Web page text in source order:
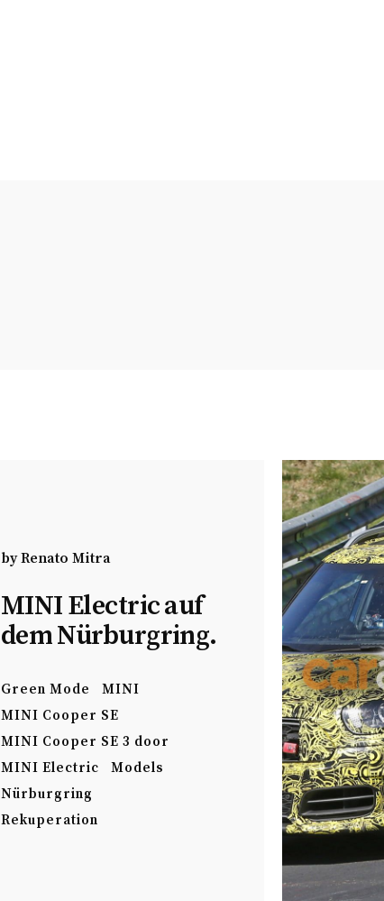
byRenato Mitra
MINI Electric auf
dem Nürburgring.
Green Mode
MINI
MINI Cooper SE
MINI Cooper SE 3 door
MINI Electric
Models
Nürburgring
Rekuperation